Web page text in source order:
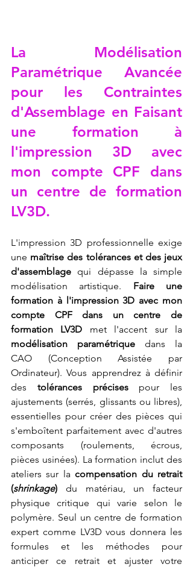
La Modélisation
Paramétrique Avancée
pour les Contraintes
d'Assemblage en Faisant
une formation à
l'impression 3D avec
mon compte CPF dans
un centre de formation
LV3D.
L'impression 3D professionnelle exige
une maîtrise des tolérances et des jeux
d'assemblage qui dépasse la simple
modélisation artistique. Faire une
formation à l'impression 3D avec mon
compte CPF dans un centre de
formation LV3D
modélisation paramétrique dans la
CAO (Conception Assistée par
Ordinateur). Vous apprendrez à définir
des tolérances précises pour les
ajustements (serrés, glissants ou libres),
essentielles pour créer des pièces qui
s'emboîtent parfaitement avec d'autres
composants (roulements, écrous,
pièces usinées). La formation inclut des
ateliers sur la compensation du retrait
(shrinkage) du matériau, un facteur
physique critique qui varie selon le
polymère. Seul un centre de formation
expert comme LV3D vous donnera les
formules et les méthodes pour
anticiper ce retrait et ajuster votre